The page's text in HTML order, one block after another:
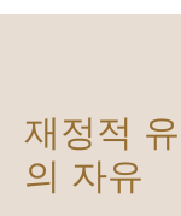
재정적
의 자유